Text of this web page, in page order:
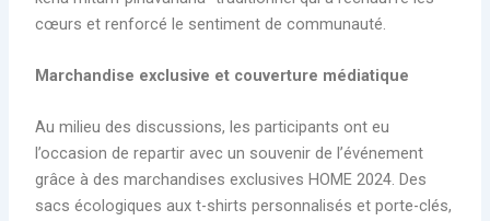
cœurs et renforcé le sentiment de communauté.
Marchandise exclusive et couverture médiatique
Au milieu des discussions, les participants ont eu
l’occasion de repartir avec un souvenir de l’événement
grâce à des marchandises exclusives HOME 2024. Des
sacs écologiques aux t-shirts personnalisés et porte-clés,